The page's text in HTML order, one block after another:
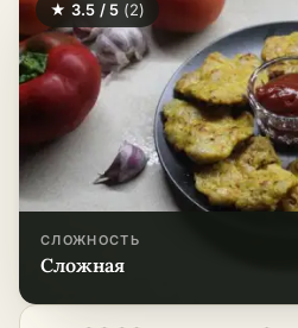
★ 3.5 / 5 (2)
СЛОЖНОСТЬ
сложная